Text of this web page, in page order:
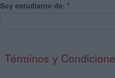
Soy estudiante de: *
Términos y